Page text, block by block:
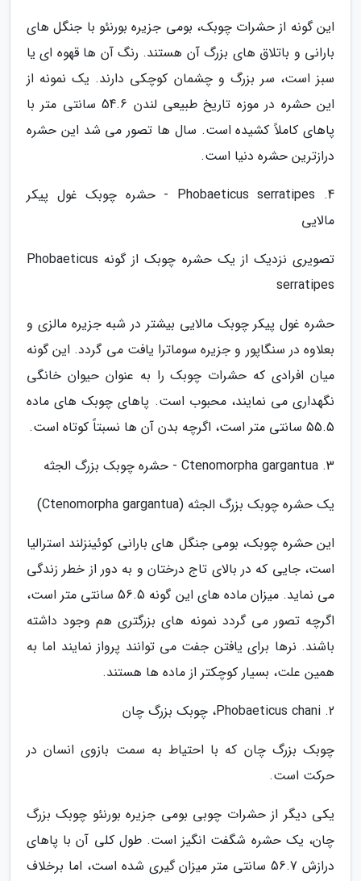
این گونه از حشرات چوبک، بومی جزیره بورنئو با جنگل های
بارانی و باتلاق های بزرگ آن هستند. رنگ آن ها قهوه ای یا
سبز است، سر بزرگ و چشمان کوچکی دارند. یک نمونه از
این حشره در موزه تاریخ طبیعی لندن 54.6 سانتی متر با
پاهای کاملاً کشیده است. سال ها تصور می شد این حشره
درازترین حشره دنیا است.
4. Phobaeticus serratipes - حشره چوبک غول پیکر
مالایی
تصویری نزدیک از یک حشره چوبک از گونه Phobaeticus
serratipes
حشره غول پیکر چوبک مالایی بیشتر در شبه جزیره مالزی و
بعلاوه در سنگاپور و جزیره سوماترا یافت می گردد. این گونه
میان افرادی که حشرات چوبک را به عنوان حیوان خانگی
نگهداری می نمایند، محبوب است. پاهای چوبک های ماده
55.5 سانتی متر است، اگرچه بدن آن ها نسبتاً کوتاه است.
3. Ctenomorpha gargantua - حشره چوبک بزرگ الجثه
یک حشره چوبک بزرگ الجثه (Ctenomorpha gargantua)
این حشره چوبک، بومی جنگل های بارانی کوئینزلند استرالیا
است، جایی که در بالای تاج درختان و به دور از خطر زندگی
می نماید. میزان ماده های این گونه 56.5 سانتی متر است،
اگرچه تصور می گردد نمونه های بزرگتری هم وجود داشته
باشند. نرها برای یافتن جفت می توانند پرواز نمایند اما به
همین علت، بسیار کوچکتر از ماده ها هستند.
2. Phobaeticus chani، چوبک بزرگ چان
چوبک بزرگ چان که با احتیاط به سمت بازوی انسان در
حرکت است.
یکی دیگر از حشرات چوبی بومی جزیره بورنئو چوبک بزرگ
چان، یک حشره شگفت انگیز است. طول کلی آن با پاهای
درازش 56.7 سانتی متر میزان گیری شده است، اما برخلاف